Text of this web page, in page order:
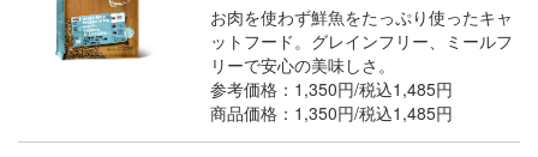
お肉を使わず鮮魚をたっぷり使ったキャ
ットフード。グレインフリー、ミールフ
リーで安心の美味しさ。
参考価格：1,350円/税込1,485円
商品価格：1,350円/税込1,485円